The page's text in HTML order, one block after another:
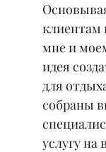
клиентам
мне и
идея
для
собраны
услугу